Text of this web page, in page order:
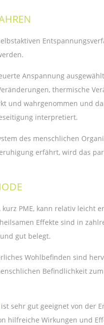
Anspannung
thermische
und wahrgenommen und
interpretiert.
des menschlichen
erfährt, wird das
PME, kann relativ leicht
Effekte sind in
gut belegt.
Wohlbefinden sind
Befindlichkeit
ist sehr gut geeignet von der
hilfreiche Wirkungen und